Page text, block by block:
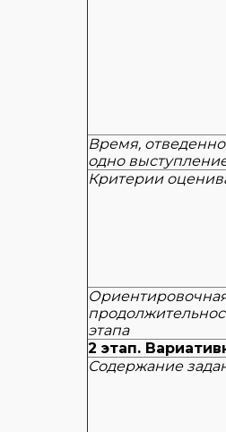
Время,
одно
Критерии
этапа
2 этап.
Содержание